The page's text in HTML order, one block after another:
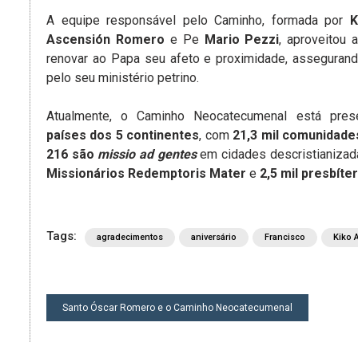
A equipe responsável pelo Caminho, formada por
Ascensión Romero e Pe Mario Pezzi, aproveitou
renovar ao Papa seu afeto e proximidade,
pelo seu ministério petrino.
Atualmente, o Caminho Neocatecumenal está
países dos 5 continentes, com 21,3 mil
216 são missio ad gentesem cidades
Missionários Redemptoris Mater e 2,5 mil
Tags: agradecimentos aniversário Francisco Kiko
NAVEGAÇÃO
DE
Santo Óscar Romero e o Caminho Neocatecumenal